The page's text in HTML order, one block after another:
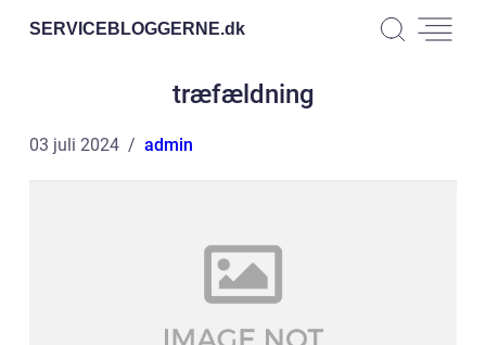
SERVICEBLOGGERNE.dk
træfældning
03 juli 2024 admin